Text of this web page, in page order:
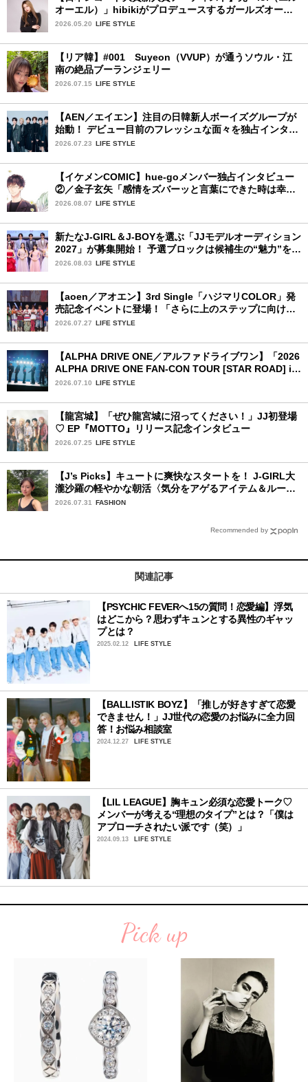
オーエル）」hibikiがプロデュースするガールズオーデ
ィションが始動！ 応募は5月31日（日）まで
2026.05.20 LIFE STYLE
【リア韓】#001 Suyeon（VVUP）が通うソウル・江
南の絶品ブーランジェリー
2026.07.15 LIFE STYLE
【AEN／エイエン】注目の日韓新人ボーイズグループが
始動！ デビュー目前のフレッシュな面々を独占インタビ
ュー。7人の魅力に迫ります♪
2026.07.23 LIFE STYLE
【イケメンCOMIC】hue-goメンバー独占インタビュー
②／金子玄矢「感情をズバーッと言葉にできた時は幸
せ〜」
2026.08.07 LIFE STYLE
新たなJ-GIRL＆J-BOYを選ぶ「JJモデルオーディション
2027」が募集開始！ 予選ブロックは候補生の“魅力”を重
視した「新システム」に変わります
2026.08.03 LIFE STYLE
【aoen／アオエン】3rd Single「ハジマリCOLOR」発
売記念イベントに登場！「さらに上のステップに向けた
新たなハジマリになるように」と爽やかな笑顔で意気込
2026.07.27 LIFE STYLE
【ALPHA DRIVE ONE／アルファドライブワン】「2026
ALPHA DRIVE ONE FAN-CON TOUR [STAR ROAD] in
YOKOHAMA」1日目詳細レポ【前編】
2026.07.10 LIFE STYLE
【龍宮城】「ぜひ龍宮城に沼ってください！」JJ初登場
♡ EP『MOTTO』リリース記念インタビュー
2026.07.25 LIFE STYLE
【J’s Picks】キュートに爽快なスタートを！ J-GIRL大
瀧沙羅の軽やかな朝活〈気分をアゲるアイテム＆ルーテ
ィーン〉
2026.07.31 FASHION
Recommended by
関連記事
【PSYCHIC FEVERへ15の質問！恋愛編】浮気
はどこから？思わずキュンとする異性のギャッ
プとは？
2025.02.12 LIFE STYLE
【BALLISTIK BOYZ】「推しが好きすぎて恋愛
できません！」JJ世代の恋愛のお悩みに全力回
答！お悩み相談室
2024.12.27 LIFE STYLE
【LIL LEAGUE】胸キュン必須な恋愛トーク♡
メンバーが考える“理想のタイプ”とは？「僕は
アプローチされたい派です（笑）」
2024.09.13 LIFE STYLE
Pick up